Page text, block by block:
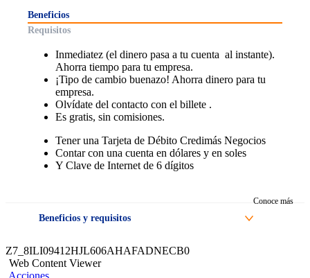
Uso en cajeros BCP sin costo a nivel nacional.
Requisitos
Mayor a 18 años.
Haber nacido en Perú.
Tener solo nacionalidad peruana.
Beneficios
Requisitos
Inmediatez (el dinero pasa a tu cuenta al instante).
Ahorra tiempo para tu empresa.
¡Tipo de cambio buenazo! Ahorra dinero para tu
empresa.
Olvídate del contacto con el billete .
Es gratis, sin comisiones.
Tener una Tarjeta de Débito Credimás Negocios
Contar con una cuenta en dólares y en soles
Y Clave de Internet de 6 dígitos
Conoce más
Beneficios y requisitos
Inmediatez (el dinero pasa a tu cuenta al instante).
Z7_8ILI09412HJL606AHAFADNECB0
Web Content Viewer
Acciones